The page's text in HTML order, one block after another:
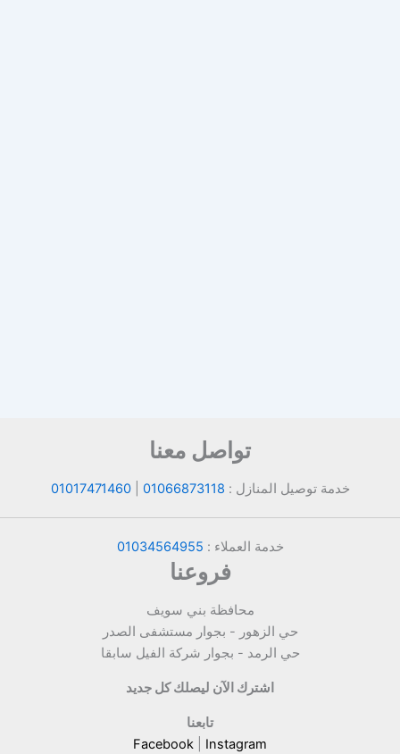
تواصل معنا
خدمة توصيل المنازل : 01066873118
|
01017471460
خدمة العملاء : 01034564955
فروعنا
محافظة بني سويف
حي الزهور - بجوار مستشفى الصدر
حي الرمد - بجوار شركة الفيل سابقا
اشترك الآن ليصلك كل جديد
تابعنا
Facebook
Instagram